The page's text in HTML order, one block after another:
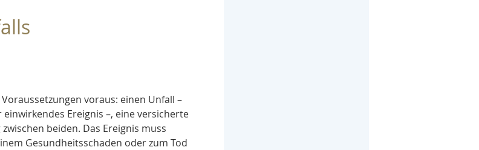
voraus: einen Unfall –
Ereignis –, eine versicherte
beiden. Das Ereignis muss
Gesundheitsschaden oder zum Tod